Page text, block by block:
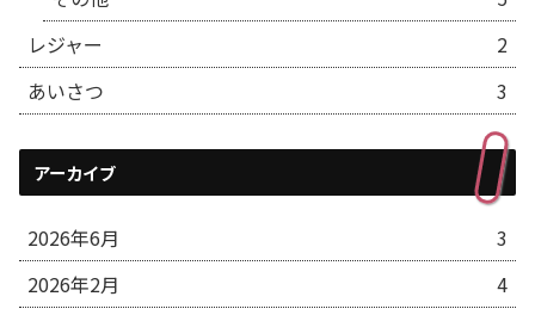
レジャー
2
あいさつ
3
アーカイブ
2026年6月
3
2026年2月
4